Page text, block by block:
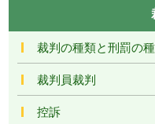
裁判の種類と刑罰の
裁判員裁判
控訴